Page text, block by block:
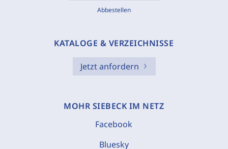
Abbestellen
KATALOGE & VERZEICHNISSE
Jetzt anfordern
MOHR SIEBECK IM NETZ
Facebook
Bluesky